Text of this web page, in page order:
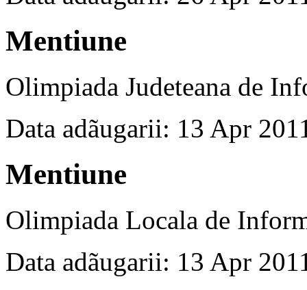
Mentiune
Olimpiada Judeteana de
Data adãugarii: 13 Apr
Mentiune
Olimpiada Locala de
Data adãugarii: 13 Apr